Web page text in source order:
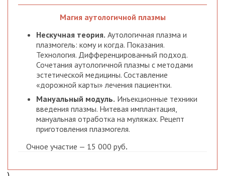
Магия аутологичной плазмы
Нескучная теория. Аутологичная плазма и
плазмогель: кому и когда. Показания.
Технология. Дифференцированный подход.
Сочетания аутологичной плазмы с методами
эстетической медицины. Составление
«дорожной карты» лечения пациентки.
Мануальный модуль. Инъекционные техники
введения плазмы. Нитевая имплантация,
мануальная отработка на муляжах. Рецепт
приготовления плазмогеля.
Очное участие — 15 000 руб.